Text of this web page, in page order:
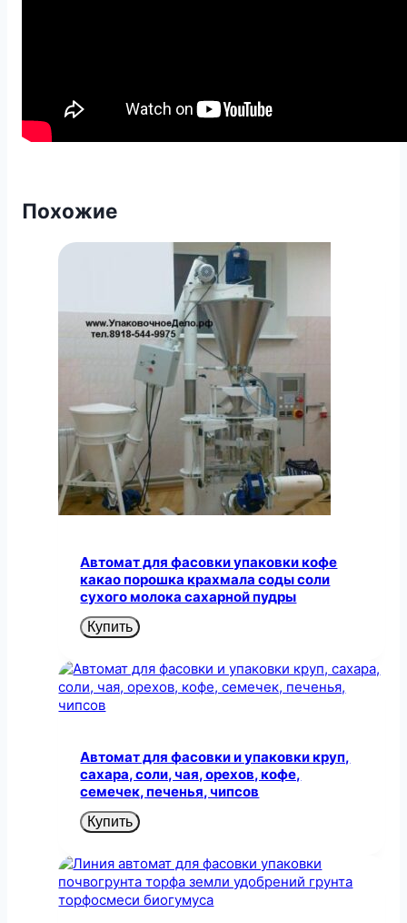
Похожие
Автомат для фасовки упаковки кофе
какао порошка крахмала соды соли
сухого молока сахарной пудры
Купить
Автомат для фасовки и упаковки круп,
сахара, соли, чая, орехов, кофе,
семечек, печенья, чипсов
Купить